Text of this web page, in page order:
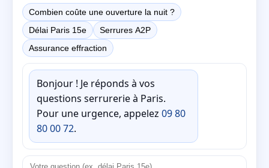
Combien coûte une ouverture la nuit ?
Délai Paris 15e
Serrures A2P
Assurance effraction
Bonjour ! Je réponds à vos
questions serrurerie à Paris.
Pour une urgence, appelez 09 80
80 00 72.